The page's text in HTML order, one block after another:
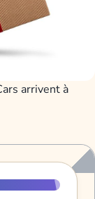
arrivent à